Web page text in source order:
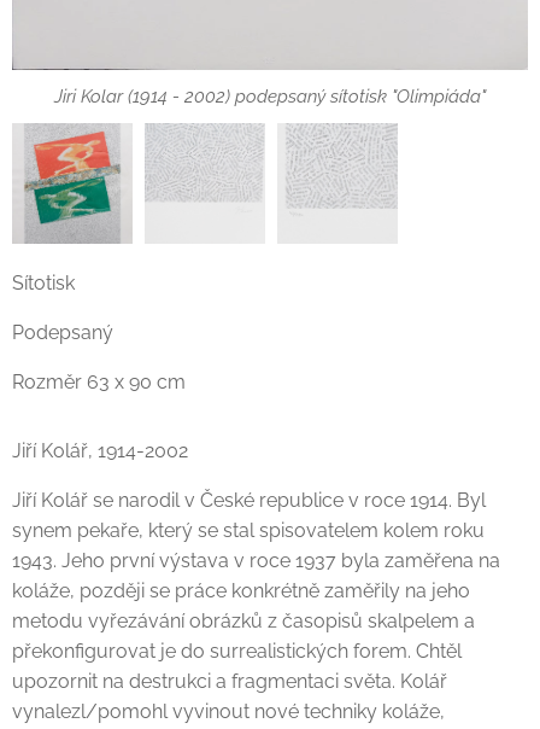
Jiri Kolar (1914 - 2002) podepsaný sítotisk "Olimpiáda"
Sítotisk
Podepsaný
Rozměr 63 x 90 cm
Jiří Kolář, 1914-2002
Jiří Kolář se narodil v České republice v roce 1914. Byl
synem pekaře, který se stal spisovatelem kolem roku
1943. Jeho první výstava v roce 1937 byla zaměřena na
koláže, později se práce konkrétně zaměřily na jeho
metodu vyřezávání obrázků z časopisů skalpelem a
překonfigurovat je do surrealistických forem. Chtěl
upozornit na destrukci a fragmentaci světa. Kolář
vynalezl/pomohl vyvinout nové techniky koláže,